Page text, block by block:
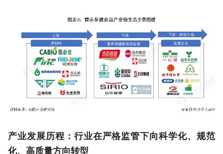
产业发展历程：行业在严格监管下向科学化、规范
化、高质量方向转型